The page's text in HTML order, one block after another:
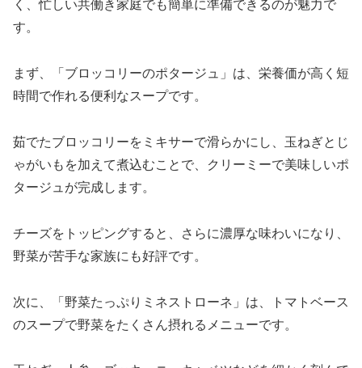
く、忙しい共働き家庭でも簡単に準備できるのが魅力で
す。
まず、「ブロッコリーのポタージュ」は、栄養価が高く短
時間で作れる便利なスープです。
茹でたブロッコリーをミキサーで滑らかにし、玉ねぎとじ
ゃがいもを加えて煮込むことで、クリーミーで美味しいポ
タージュが完成します。
チーズをトッピングすると、さらに濃厚な味わいになり、
野菜が苦手な家族にも好評です。
次に、「野菜たっぷりミネストローネ」は、トマトベース
のスープで野菜をたくさん摂れるメニューです。